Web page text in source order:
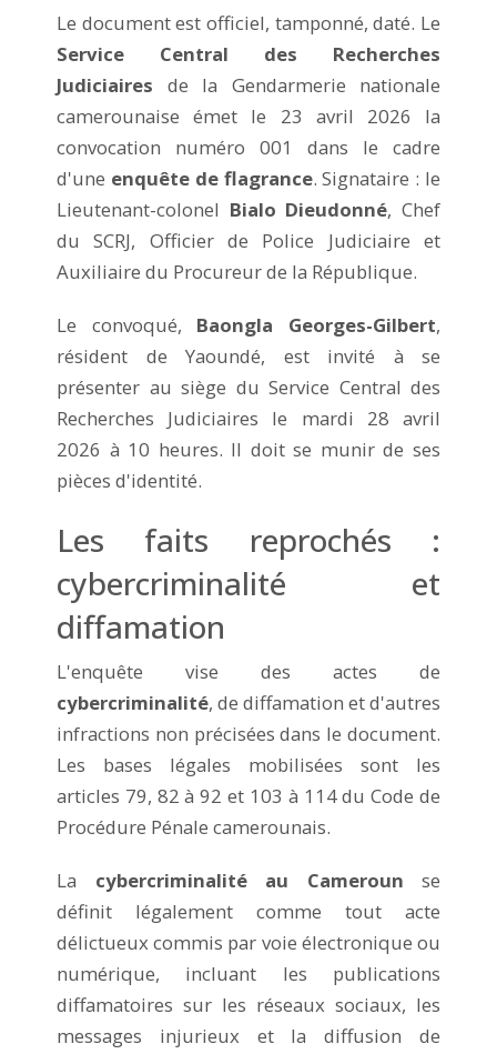
Le document est officiel, tamponné, daté. Le
Service Central des Recherches
Judiciaires de la Gendarmerie nationale
camerounaise émet le 23 avril 2026 la
convocation numéro 001 dans le cadre
d'une enquête de flagrance. Signataire : le
Lieutenant-colonel Bialo Dieudonné, Chef
du SCRJ, Officier de Police Judiciaire et
Auxiliaire du Procureur de la République.
Le convoqué, Baongla Georges-Gilbert,
résident de Yaoundé, est invité à se
présenter au siège du Service Central des
Recherches Judiciaires le mardi 28 avril
2026 à 10 heures. Il doit se munir de ses
pièces d'identité.
Les faits reprochés :
cybercriminalité et
diffamation
L'enquête vise des actes de
cybercriminalité, de diffamation et d'autres
infractions non précisées dans le document.
Les bases légales mobilisées sont les
articles 79, 82 à 92 et 103 à 114 du Code de
Procédure Pénale camerounais.
La cybercriminalité au Cameroun se
définit légalement comme tout acte
délictueux commis par voie électronique ou
numérique, incluant les publications
diffamatoires sur les réseaux sociaux, les
messages injurieux et la diffusion de